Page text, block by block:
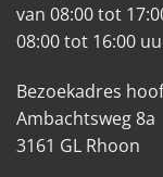
van 08:00 tot
08:00 tot 16:00
Bezoekadres
Ambachtsweg 8a
3161 GL Rhoon